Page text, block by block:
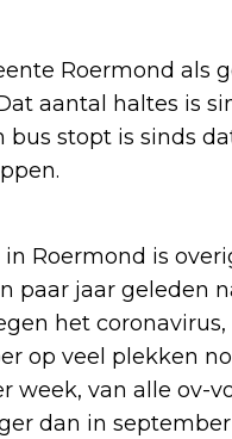
Roermond als
aantal haltes is
stopt is sinds
Roermond is
paar jaar geleden
het
op veel plekken
week, van alle ov-
dan in